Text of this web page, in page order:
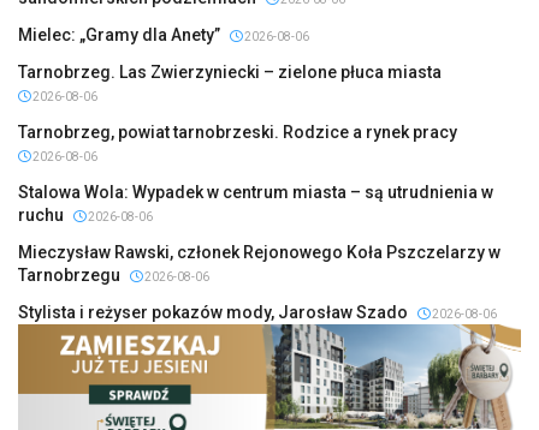
Mielec: „Gramy dla Anety” 2026-08-06
Tarnobrzeg. Las Zwierzyniecki – zielone płuca miasta
2026-08-06
Tarnobrzeg, powiat tarnobrzeski. Rodzice a rynek pracy
2026-08-06
Stalowa Wola: Wypadek w centrum miasta – są utrudnienia w
ruchu
2026-08-06
Mieczysław Rawski, członek Rejonowego Koła Pszczelarzy w
Tarnobrzegu
2026-08-06
Stylista i reżyser pokazów mody, Jarosław Szado 2026-08-06